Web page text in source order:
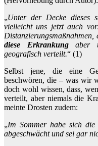
„Unter der Decke dieses
vielleicht uns jetzt auch
diese Erkrankungaber
geografisch verteilt.“ (1)
Selbst jene, die eine
beschwören, die – was wir
doch wohl wissen, dass,
verteilt, aber niemals die
meinte Drosten zudem:
„Im Sommer habe sich
abgeschwächt und sei gar